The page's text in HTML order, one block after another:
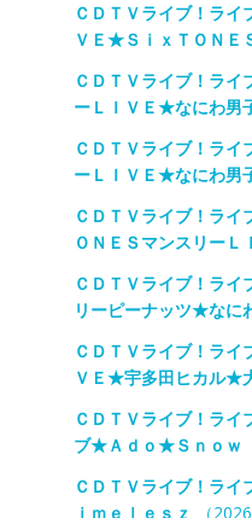
ＣＤＴＶライブ！ラ
ＶＥ★ＳｉｘＴＯＮＥ
ＣＤＴＶライブ！ラ
ーＬＩＶＥ★なにわ
ＣＤＴＶライブ！ラ
ーＬＩＶＥ★なにわ
ＣＤＴＶライブ！ラ
ＯＮＥＳマンスリーＬ
ＣＤＴＶライブ！ラ
リーピーナッツ★なに
ＣＤＴＶライブ！ラ
ＶＥ★宇多田ヒカル★
ＣＤＴＶライブ！ラ
ブ★Ａｄｏ★Ｓｎｏｗ
ＣＤＴＶライブ！ラ
ｉｍｅｌｅｓｚ
（